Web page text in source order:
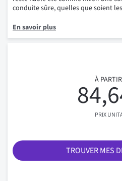
conduite sûre, quelles que soient
En savoir plus
À
PRIX
TROUVER MES